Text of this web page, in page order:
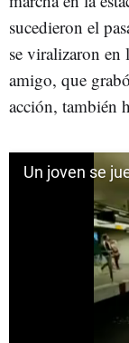
sucedieron el
se viralizaron en
amigo, que
acción, también